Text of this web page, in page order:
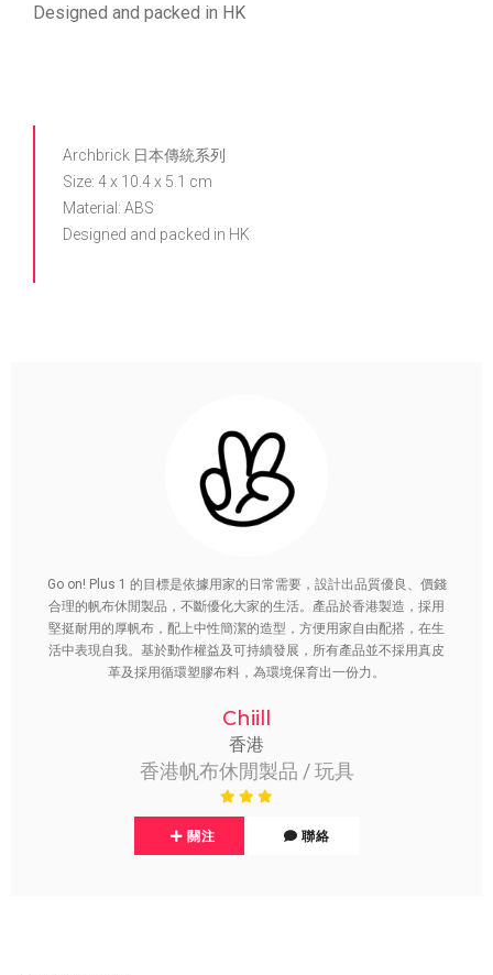
Designed and packed in HK
Archbrick 日本傳統系列
Size: 4 x 10.4 x 5.1 cm
Material: ABS
Designed and packed in HK
Go on! Plus 1 的目標是依據用家的日常需要，設計出品質優良、價錢
合理的帆布休閒製品，不斷優化大家的生活。產品於香港製造，採用
堅挺耐用的厚帆布，配上中性簡潔的造型，方便用家自由配搭，在生
活中表現自我。基於動作權益及可持續發展，所有產品並不採用真皮
革及採用循環塑膠布料，為環境保育出一份力。
Chiill
香港
香港帆布休閒製品 / 玩具
關注 聯絡